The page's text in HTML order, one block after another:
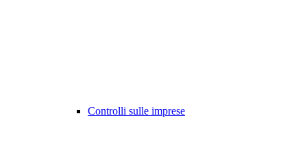
Controlli sulle imprese